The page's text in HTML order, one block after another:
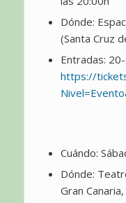
Dónde:
(Santa Cruz
Entradas:
https://
Cuándo:
Dónde:
Gran